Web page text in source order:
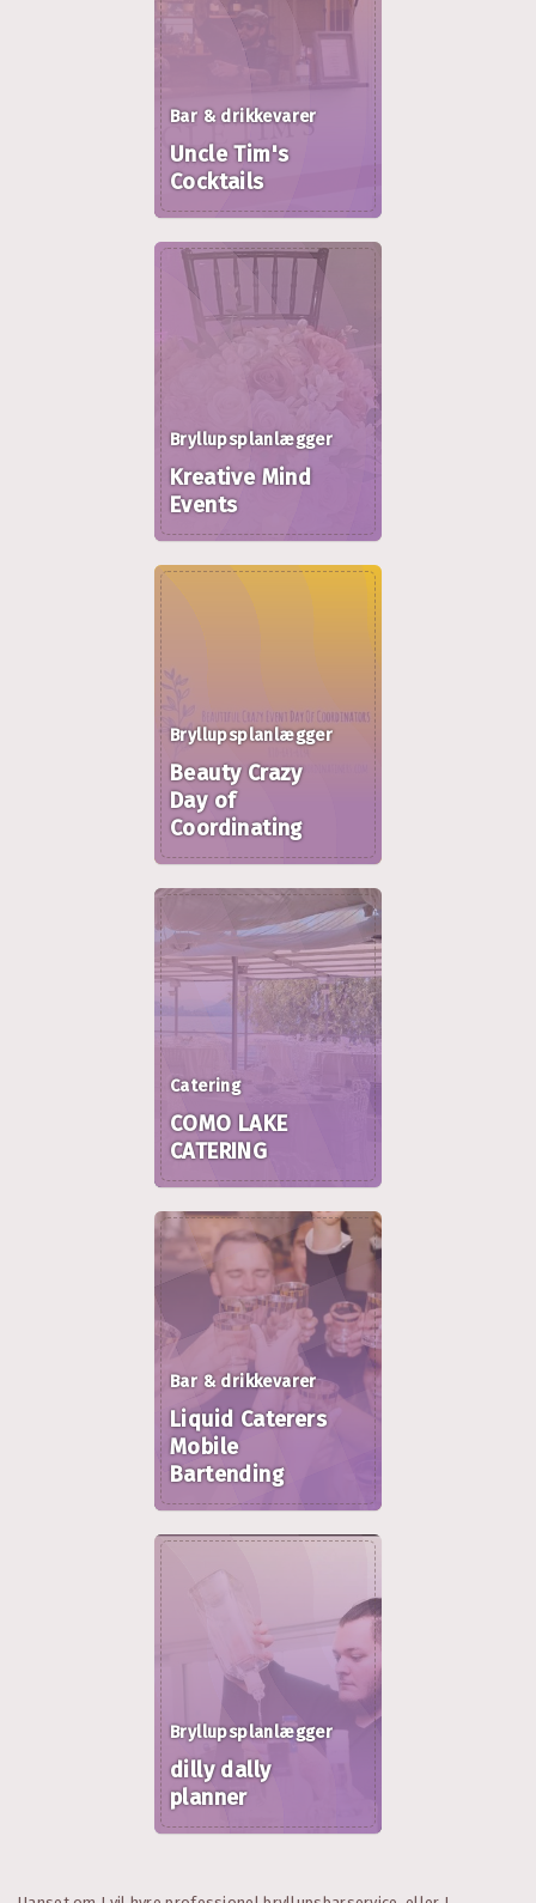
Bar & drikkevarer
Uncle Tim's
Cocktails
Bryllupsplanlægger
Kreative Mind
Events
Bryllupsplanlægger
Beauty Crazy
Day of
Coordinating
Catering
COMO LAKE
CATERING
Bar & drikkevarer
Liquid Caterers
Mobile
Bartending
Bryllupsplanlægger
dilly dally
planner